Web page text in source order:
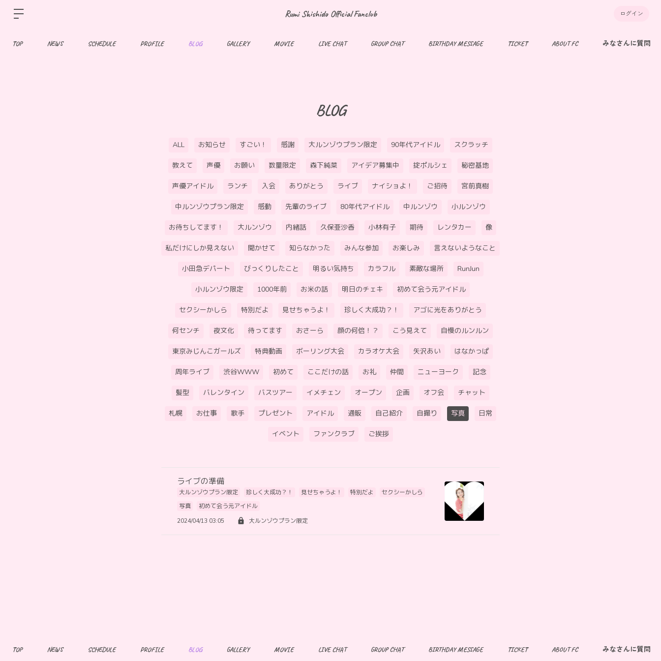
Rumi Shishido Official Fanclub ログイン
TOP NEWS SCHEDULE PROFILE BLOG GALLERY MOVIE LIVE CHAT GROUP CHAT BIRTHDAY MESSAGE TICKET ABOUT FC みなさんに質問
BLOG
ALL お知らせ すごい！ 感謝 大ルンゾウプラン限定 90年代アイドル スクラッチ
教えて 声優 お願い 数量限定 森下純菜 アイデア募集中 掟ポルシェ 秘密基地
声優アイドル ランチ 入会 ありがとう ライブ ナイショよ！ ご招待 宮前真樹
中ルンゾウプラン限定 感動 先輩のライブ 80年代アイドル 中ルンゾウ 小ルンゾウ
お待ちしてます！ 大ルンゾウ 内緒話 久保亜沙香 小林有子 期待 レンタカー 像
私だけにしか見えない 聞かせて 知らなかった みんな参加 お楽しみ 言えないようなこと
小田急デパート びっくりしたこと 明るい気持ち カラフル 素敵な場所 RunJun
小ルンゾウ限定 1000年前 お米の話 明日のチェキ 初めて会う元アイドル
セクシーかしら 特別だよ 見せちゃうよ！ 珍しく大成功？！ アゴに光をありがとう
何センチ 夜文化 待ってます おさーら 顔の何倍！？ こう見えて 自慢のルンルン
東京みじんこガールズ 特典動画 ボーリング大会 カラオケ大会 矢沢あい はなかっぱ
周年ライブ 渋谷WWW 初めて ここだけの話 お礼 仲間 ニューヨーク 記念
髪型 バレンタイン バスツアー イメチェン オープン 企画 オフ会 チャット
札幌 お仕事 歌手 プレゼント アイドル 通販 自己紹介 自撮り 写真 日常
イベント ファンクラブ ご挨拶
ライブの準備
大ルンゾウプラン限定 珍しく大成功？！ 見せちゃうよ！ 特別だよ
セクシーかしら
写真
初めて会う元アイドル
2024/04/13 03:05
大ルンゾウプラン限定
TOP NEWS SCHEDULE PROFILE BLOG GALLERY MOVIE LIVE CHAT GROUP CHAT BIRTHDAY MESSAGE TICKET ABOUT FC みなさんに質問